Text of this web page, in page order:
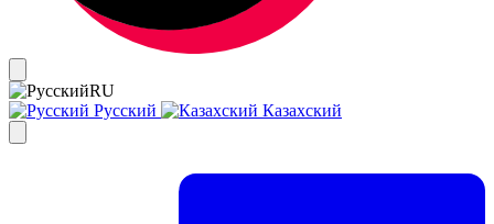
RU
Русский
Казахский